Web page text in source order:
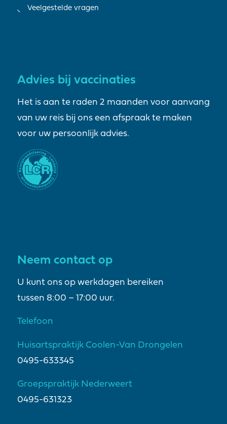
Veelgestelde vragen
Advies bij vaccinaties
Het is aan te raden 2 maanden voor aanvang
van uw reis bij ons een afspraak te maken
voor uw persoonlijk advies.
Neem contact op
U kunt ons op werkdagen bereiken
tussen 8:00 – 17:00 uur.
Telefoon
Huisartspraktijk Coolen-Van Drongelen
0495-633345
Groepspraktijk Nederweert
0495-631323